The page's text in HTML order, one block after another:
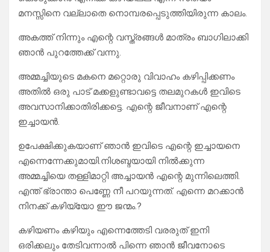
മനസ്സിനെ വല്ലാതെ നൊമ്പരപ്പെടുത്തിയിരുന്ന കാലം.
അകത്ത് നിന്നും എന്റെ വസ്ത്രങ്ങൾ മാത്രം ബാഗിലാക്കി
ഞാൻ പുറത്തേക്ക് വന്നു.
അമ്മച്ചിയുടെ മകനെ മറ്റൊരു വിവാഹം കഴിപ്പിക്കണം
അതിൽ ഒരു പാട് മക്കളുണ്ടാവട്ടെ തലമുറകൾ ഇവിടെ
അവസാനിക്കാതിരിക്കട്ടെ. എന്റെ ജീവനാണ് എന്റെ
ഇച്ചായൻ.
ഉപേക്ഷിക്കുകയാണ് ഞാൻ ഇവിടെ എന്റെ ഇച്ചായനെ
എന്നെന്നേക്കുമായി.നിശബ്ദയായി നിൽക്കുന്ന
അമ്മച്ചിയെ തള്ളിമാറ്റി അച്ചായൻ എന്റെ മുന്നിലെത്തി.
എന്ത് ഭ്രാന്താ പെണ്ണേ നീ പറയുന്നത്. എന്നെ മറക്കാൻ
നിനക്ക് കഴിയ്യോ ഈ ജന്മം.?
കഴിയണം കഴിയും എന്നെത്തേടി വരരുത് ഇനി
ഒരിക്കലും തേടിവന്നാൽ പിന്നെ ഞാൻ ജീവനോടെ